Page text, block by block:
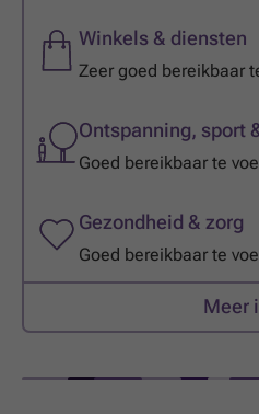
Winkels & diensten
Zeer goed bereikbaar
Ontspanning, sport
Goed bereikbaar te
Gezondheid & zorg
Goed bereikbaar te
Meer